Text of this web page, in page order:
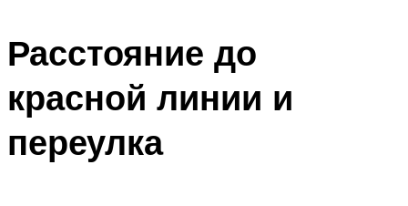
Расстояние до
красной линии и
переулка